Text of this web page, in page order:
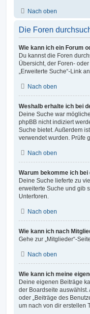
Nach oben
Die Foren
Wie kann ich ein Forum
Du kannst die Foren
Übersicht, der Foren-
„Erweiterte Suche“-Link
Nach oben
Weshalb erhalte ich bei
Deine Suche war
phpBB nicht indiziert
Suche bietet. Außerdem
verwendet wurden. Prüfe
Nach oben
Warum bekomme ich
Deine Suche lieferte zu
erweiterte Suche und gib
Unterforen.
Nach oben
Wie kann ich nach
Gehe zur „Mitglieder“-
Nach oben
Wie kann ich meine
Deine eigenen Beiträge
der Boardseite
oder „Beiträge des
um nach von dir erstellen